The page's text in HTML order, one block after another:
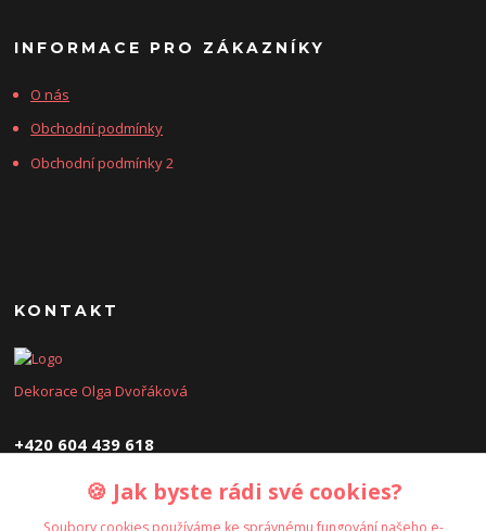
INFORMACE PRO ZÁKAZNÍKY
O nás
Obchodní podmínky
Obchodní podmínky 2
KONTAKT
Dekorace Olga Dvořáková
+420 604 439 618
dekoraceolga@seznam.cz
🍪 Jak byste rádi své cookies?
Soubory cookies používáme ke správnému fungování našeho e-